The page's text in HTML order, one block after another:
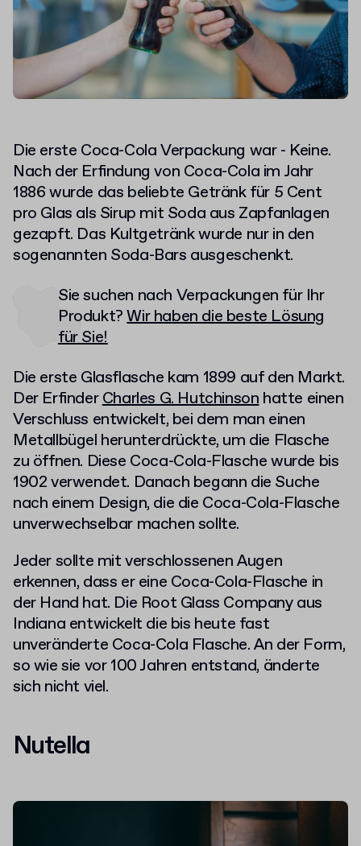
Die erste Coca-Cola Verpackung war - Keine.
Nach der Erfindung von Coca-Cola im Jahr
1886 wurde das beliebte Getränk für 5 Cent
pro Glas als Sirup mit Soda aus Zapfanlagen
gezapft. Das Kultgetränk wurde nur in den
sogenannten Soda-Bars ausgeschenkt.
Sie suchen nach Verpackungen für Ihr
Produkt?Wir haben die beste Lösung
für Sie!
Die erste Glasflasche kam 1899 auf den Markt.
Der ErfinderCharles G. Hutchinsonhatte einen
Verschluss entwickelt, bei dem man einen
Metallbügel herunterdrückte, um die Flasche
zu öffnen. Diese Coca-Cola-Flasche wurde bis
1902 verwendet. Danach begann die Suche
nach einem Design, die die Coca-Cola-Flasche
unverwechselbar machen sollte.
Jeder sollte mit verschlossenen Augen
erkennen, dass er eine Coca-Cola-Flasche in
der Hand hat. Die Root Glass Company aus
Indiana entwickelt die bis heute fast
unveränderte Coca-Cola Flasche. An der Form,
so wie sie vor 100 Jahren entstand, änderte
sich nicht viel.
Nutella